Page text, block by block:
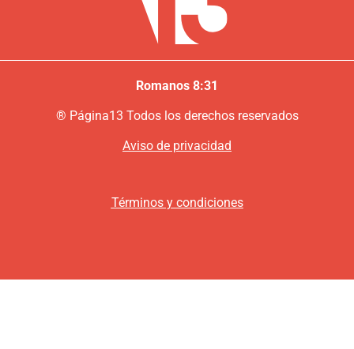
Romanos 8:31
® Página13 Todos los derechos reservados
Aviso de privacidad
Términos y condiciones